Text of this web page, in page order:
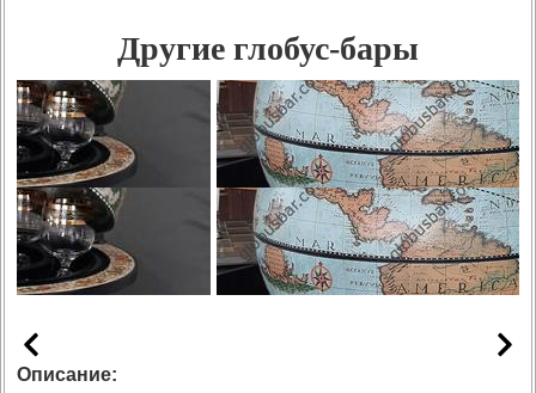
Другие глобус-бары
Описание: